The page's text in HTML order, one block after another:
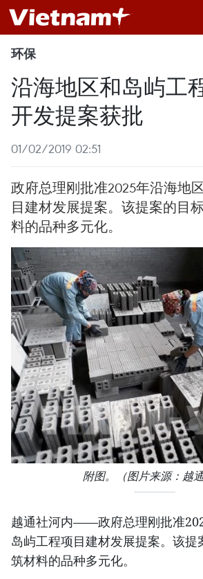
环保
沿海地区和岛屿工
开发提案获批
01/02/2019 02:51
政府总理刚批准2025年沿海地
目建材发展提案。该提案的目
料的品种多元化。
附图。（图片来源：越通
越通社河内——政府总理刚批准
岛屿工程项目建材发展提案。该提
筑材料的品种多元化。